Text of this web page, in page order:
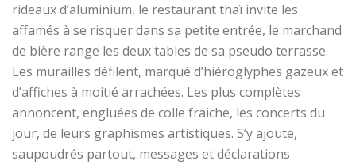
rideaux d’aluminium, le restaurant thaï invite les
affamés à se risquer dans sa petite entrée, le marchand
de bière range les deux tables de sa pseudo terrasse.
Les murailles défilent, marqué d’hiéroglyphes gazeux et
d’affiches à moitié arrachées. Les plus complètes
annoncent, engluées de colle fraiche, les concerts du
jour, de leurs graphismes artistiques. S’y ajoute,
saupoudrés partout, messages et déclarations